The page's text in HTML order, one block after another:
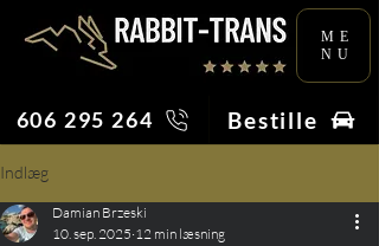
ME
NU
606 295 264 Bestille
Indlæg
Damian Brzeski
10. sep. 2025 12 min læsning